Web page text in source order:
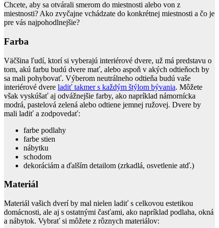
Chcete, aby sa otvárali smerom do miestnosti alebo von z
miestnosti? Ako zvyčajne vchádzate do konkrétnej miestnosti a čo je
pre vás najpohodlnejšie?
Farba
Väčšina ľudí, ktorí si vyberajú interiérové dvere, už má predstavu o
tom, akú farbu budú dvere mať, alebo aspoň v akých odtieňoch by
sa mali pohybovať. Výberom neutrálneho odtieňa budú vaše
interiérové dvere ladiť takmer s každým štýlom bývania. Môžete
však vyskúšať aj odvážnejšie farby, ako napríklad námornícka
modrá, pastelová zelená alebo odtiene jemnej ružovej. Dvere by
mali ladiť a zodpovedať:
farbe podlahy
farbe stien
nábytku
schodom
dekoráciám a ďalším detailom (zrkadlá, osvetlenie atď.)
Materiál
Materiál vašich dverí by mal nielen ladiť s celkovou estetikou
domácnosti, ale aj s ostatnými časťami, ako napríklad podlaha, okná
a nábytok. Vybrať si môžete z rôznych materiálov: